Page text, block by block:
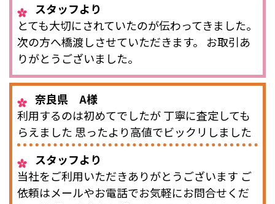
スタッフより
とても大切にされていたのが伝わってきました。
次の方へ橋渡しさせていただきます。 お取引あ
りがとうございました。
奈良県 A様
利用するのは初めてでしたが 丁寧に査定しても
らえました 思ったより高値でビックリしました
スタッフより
当社をご利用いただきありがとうございます ご
依頼はメールやお電話でお気軽にお問合せくだ